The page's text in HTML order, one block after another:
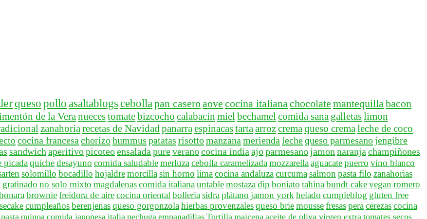
quesopollo asaltablogs cebollapan caseroaove cocina italianachocolate mantequillabacon
de la Veranuecestomatebizcocho calabacin mielbechamelcomida sana galletaslimon
zanahoria recetas de Navidad panarra espinacastarta arrozcrema queso crema leche de coco
cocina francesa chorizohummus patatas risottomanzana merienda lechequeso parmesanojengibre
sandwich aperitivopicoteoensalada pureveranococina india ajoparmesanojamon naranja champiñones
picada quichedesayuno comida saludablemerluza cebolla caramelizada mozzarella aguacatepuerro vino blanco
solomillo bocadillo hojaldremorcilla sin horno lima cocina andaluza curcuma salmon pasta filo zanahorias
gratinado no solo mixto magdalenascomida italiana untablemostaza dip boniato tahina bundt cakevegan romero
browniefreidora de airecocina oriental bolleria sidra plátano jamon york helado cumpleblog gluten free
cumpleañosberenjenasqueso gorgonzola hierbas provenzalesqueso briemoussefresaspera cerezascocina
pasta quinoa comida japonesa italia pechuga empanadillas Tortilla maicena aceite de oliva virgen extra tomates secos